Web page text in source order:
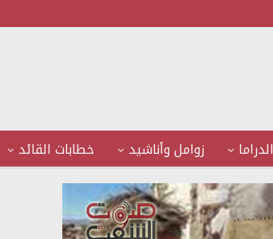
الدراما زوامل وأناشيد خطابات القائد